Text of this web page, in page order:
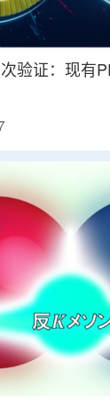
验证：现有